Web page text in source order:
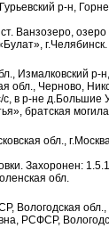
р-н,
Ванзозеро,
г.Челябинск.
Измалковский
обл., Черново,
в р-не д.Большие
братская
обл.,
Захоронен:
обл.
Вологодская обл.,
РСФСР,